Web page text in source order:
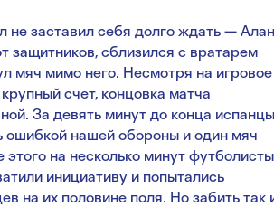
не заставил себя долго ждать — Алан
защитников, сблизился с вратарем
мяч мимо него. Несмотря на игровое
счет, концовка матча
За девять минут до конца испанцы
ошибкой нашей обороны и один мяч
этого на несколько минут футболисты
инициативу и попытались
на их половине поля. Но забить так